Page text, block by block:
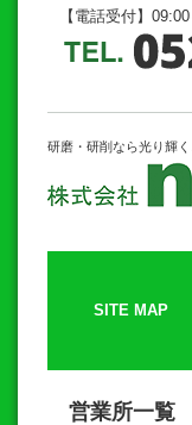
【電話受付】
研磨・研削なら光り輝
SITE MAP
営業所一覧